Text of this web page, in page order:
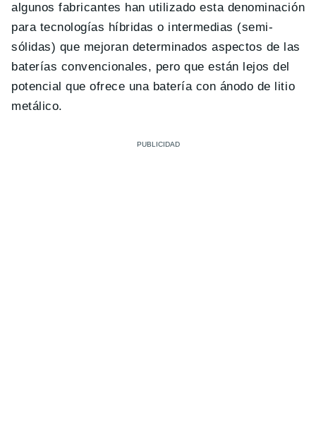
algunos fabricantes han utilizado esta denominación
para tecnologías híbridas o intermedias (semi-
sólidas) que mejoran determinados aspectos de las
baterías convencionales, pero que están lejos del
potencial que ofrece una batería con ánodo de litio
metálico.